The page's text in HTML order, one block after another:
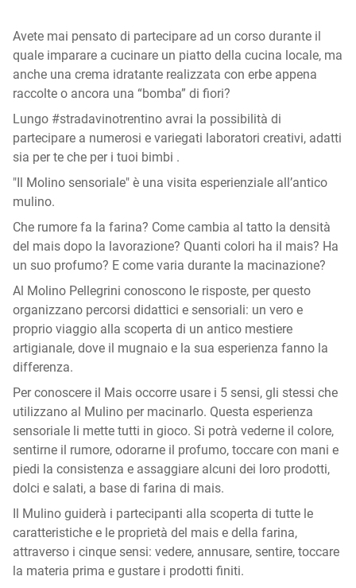
Avete mai pensato di partecipare ad un corso durante il
quale imparare a cucinare un piatto della cucina locale, ma
anche una crema idratante realizzata con erbe appena
raccolte o ancora una “bomba” di fiori?
Lungo #stradavinotrentino avrai la possibilità di
partecipare a numerosi e variegati laboratori creativi, adatti
sia per te che per i tuoi bimbi .
"Il Molino sensoriale" è una visita esperienziale all’antico
mulino.
Che rumore fa la farina? Come cambia al tatto la densità
del mais dopo la lavorazione? Quanti colori ha il mais? Ha
un suo profumo? E come varia durante la macinazione?
Al Molino Pellegrini conoscono le risposte, per questo
organizzano percorsi didattici e sensoriali: un vero e
proprio viaggio alla scoperta di un antico mestiere
artigianale, dove il mugnaio e la sua esperienza fanno la
differenza.
Per conoscere il Mais occorre usare i 5 sensi, gli stessi che
utilizzano al Mulino per macinarlo. Questa esperienza
sensoriale li mette tutti in gioco. Si potrà vederne il colore,
sentirne il rumore, odorarne il profumo, toccare con mani e
piedi la consistenza e assaggiare alcuni dei loro prodotti,
dolci e salati, a base di farina di mais.
Il Mulino guiderà i partecipanti alla scoperta di tutte le
caratteristiche e le proprietà del mais e della farina,
attraverso i cinque sensi: vedere, annusare, sentire, toccare
la materia prima e gustare i prodotti finiti.